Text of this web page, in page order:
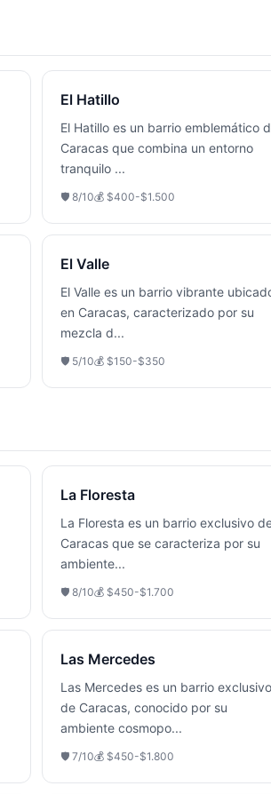
El Hatillo
El Hatillo es un barrio emblemático
Caracas que combina un entorno
tranquilo ...
🛡️ 8/10💰 $400-$1.500
El Valle
El Valle es un barrio vibrante
en Caracas, caracterizado por su
mezcla d...
🛡️ 5/10💰 $150-$350
La Floresta
La Floresta es un barrio exclusivo
Caracas que se caracteriza por su
ambiente...
🛡️ 8/10💰 $450-$1.700
Las Mercedes
Las Mercedes es un barrio exclusivo
de Caracas, conocido por su
ambiente cosmopo...
🛡️ 7/10💰 $450-$1.800